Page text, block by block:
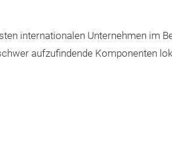
internationalen Unternehmen im
aufzufindende Komponenten